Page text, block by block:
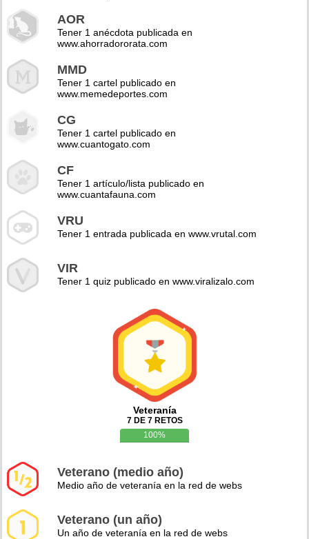
AOR
Tener 1 anécdota publicada en
www.ahorradororata.com
MMD
Tener 1 cartel publicado en
www.memedeportes.com
CG
Tener 1 cartel publicado en
www.cuantogato.com
CF
Tener 1 artículo/lista publicado en
www.cuantafauna.com
VRU
Tener 1 entrada publicada en www.vrutal.com
VIR
Tener 1 quiz publicado en www.viralizalo.com
Veteranía
7 DE 7 RETOS
100%
Veterano (medio año)
Medio año de veteranía en la red de webs
Veterano (un año)
Un año de veteranía en la red de webs